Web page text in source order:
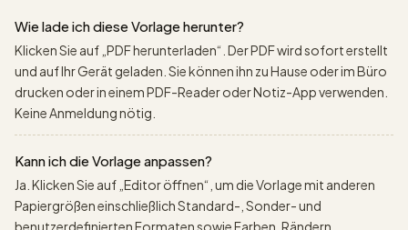
Wie lade ich diese Vorlage herunter?
Klicken Sie auf „PDF herunterladen“. Der PDF wird sofort erstellt
und auf Ihr Gerät geladen. Sie können ihn zu Hause oder im Büro
drucken oder in einem PDF-Reader oder Notiz-App verwenden.
Keine Anmeldung nötig.
Kann ich die Vorlage anpassen?
Ja. Klicken Sie auf „Editor öffnen“, um die Vorlage mit anderen
Papiergrößen einschließlich Standard-, Sonder- und
benutzerdefinierten Formaten sowie Farben, Rändern,